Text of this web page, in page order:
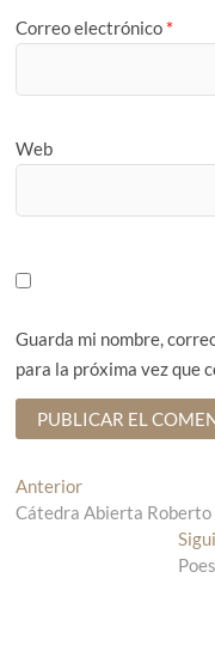
Correo electrónico *
Web
Guarda mi nombre,
para la próxima vez que
N
a
Anterior
n
Cátedra Abierta Roberto